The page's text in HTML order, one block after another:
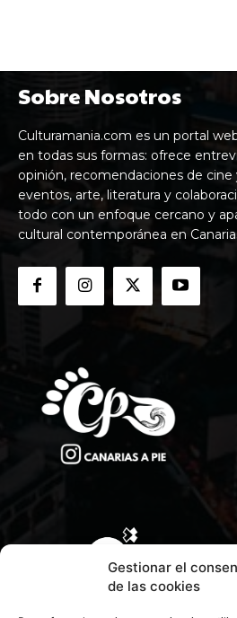
Gestionar el
de las cookies
Sobre Nosotros
Culturamania.com es un portal
en todas sus formas: ofrece
opinión, recomendaciones de cine
eventos, arte, literatura y
todo con un enfoque cercano y
cultural contemporánea en